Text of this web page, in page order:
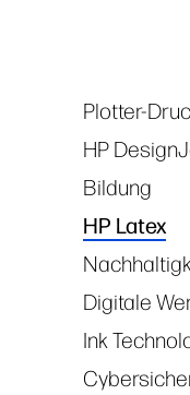
Tags
Plotter-
HP
Bildung
HP Latex
Digitale
Ink